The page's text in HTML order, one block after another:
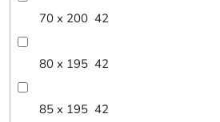
70 x 200 42
80 x 195 42
85 x 195 42